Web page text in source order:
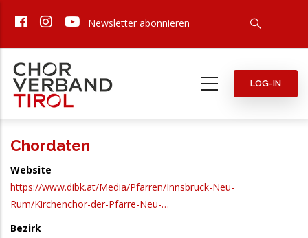
zum
Newsletter abonnieren
LOG-IN
Chordaten
Website
https://www.dibk.at/Media/Pfarren/Innsbruck-Neu-
Rum/Kirchenchor-der-Pfarre-Neu-…
Bezirk